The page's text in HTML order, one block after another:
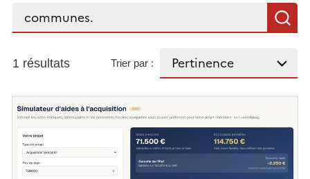
1 résultats Trier par :